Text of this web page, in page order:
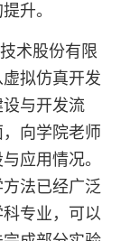
升。
术股份有限
拟仿真开发
与开发流
向学院老师
应用情况。
法已经广泛
专业，可以